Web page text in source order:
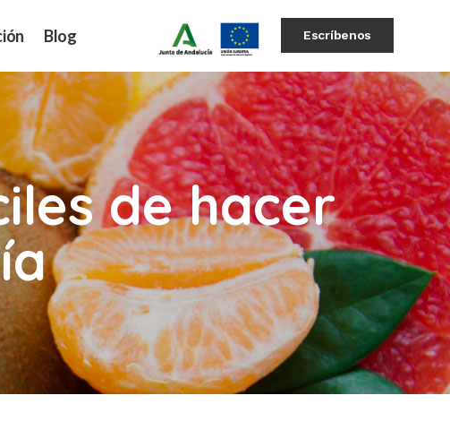
Escríbenos
Blog
de hacer